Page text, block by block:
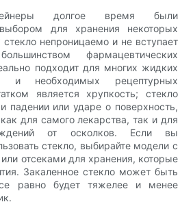
долгое время были
для хранения некоторых
стекло непроницаемо и не вступает
фармацевтических
подходит для многих жидких
и необходимых рецептурных
является хрупкость; стекло
падении или ударе о поверхность,
для самого лекарства, так и для
от осколков. Если вы
стекло, выбирайте модели с
отсеками для хранения, которые
Закаленное стекло может быть
равно будет тяжелее и менее